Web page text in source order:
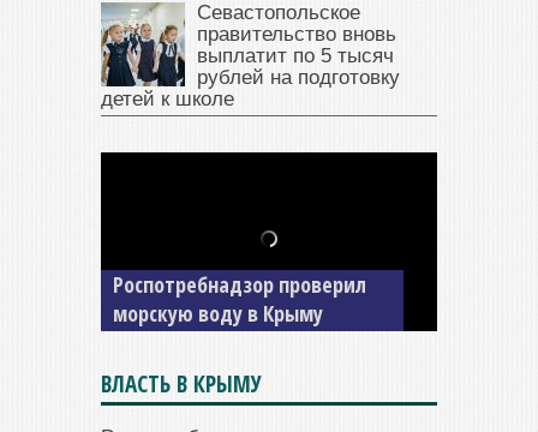
Севастопольское
правительство вновь
выплатит по 5 тысяч
рублей на подготовку
детей к школе
В Крыму у жителя Саки
изъяли автомобиль —
накопил долги по штрафам
ГИБДД
ВЛАСТЬ В КРЫМУ